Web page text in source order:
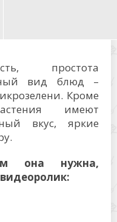
простота
вид блюд –
Кроме
имеют
вкус, яркие
она нужна,